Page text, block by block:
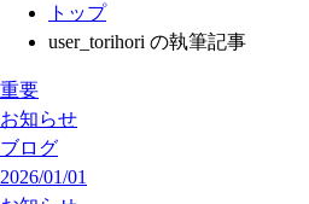
トップ
user_torihori の執筆記事
重要
お知らせ
ブログ
2026/01/01